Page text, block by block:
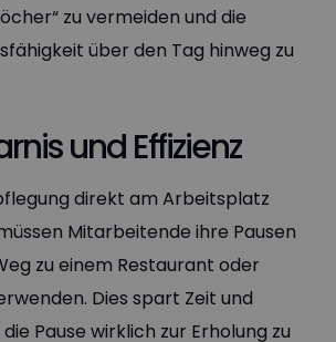
zu vermeiden und die
über den Tag hinweg zu
und Effizienz
direkt am Arbeitsplatz
Mitarbeitende ihre Pausen
zu einem Restaurant oder
Dies spart Zeit und
Pause wirklich zur Erholung zu